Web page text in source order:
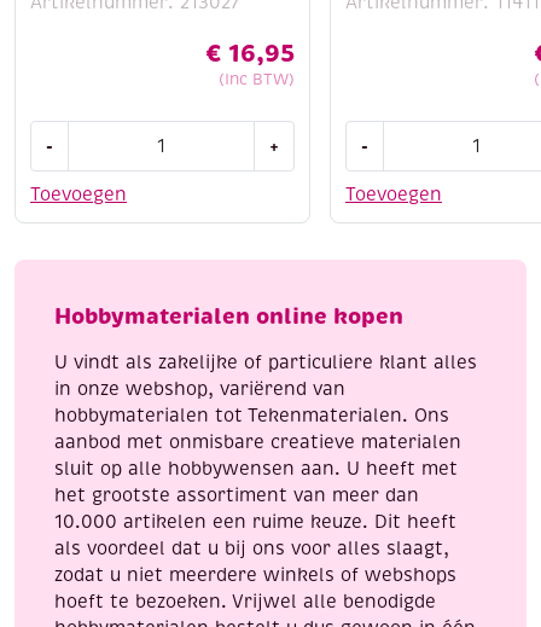
Washi tape of masking tape
Voor patronen, lijnen of kleurvlakken zonder
Voeg kleine decoratieve elementen toe (zoals
Voor een warme, ingebrande look (alleen op blank
hout en met ervaring)
7. Natuurlijke materialen :
Touw, mos, dennenappels, droogbloemen (voor
seizoendecoratie)
€ 16,95
(Inc BTW)
Toevoegen
-
/
aantal
+
Toevoegen
-
do
Scenes
Hobbymaterialen online kopen
U vindt als zakelijke of particuliere klant alles
in onze webshop, variërend van
hobbymaterialen tot Tekenmaterialen. Ons
aanbod met onmisbare creatieve materialen
sluit op alle hobbywensen aan. U heeft met
het grootste assortiment van meer dan
10.000 artikelen een ruime keuze. Dit heeft
als voordeel dat u bij ons voor alles slaagt,
zodat u niet meerdere winkels of webshops
hoeft te bezoeken. Vrijwel alle benodigde